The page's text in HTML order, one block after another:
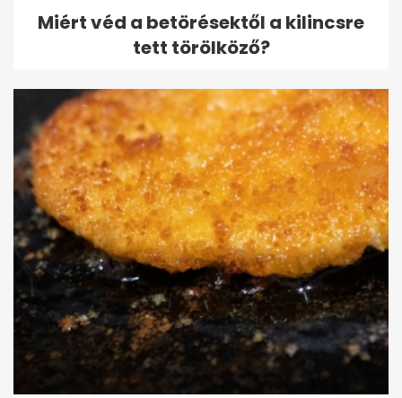
Miért véd a betörésektől a kilincsre
tett törölköző?